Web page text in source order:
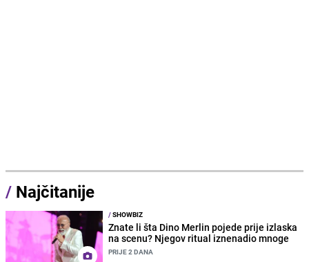
/ Najčitanije
/SHOWBIZ
Znate li šta Dino Merlin pojede prije izlaska
na scenu? Njegov ritual iznenadio mnoge
PRIJE 2 DANA